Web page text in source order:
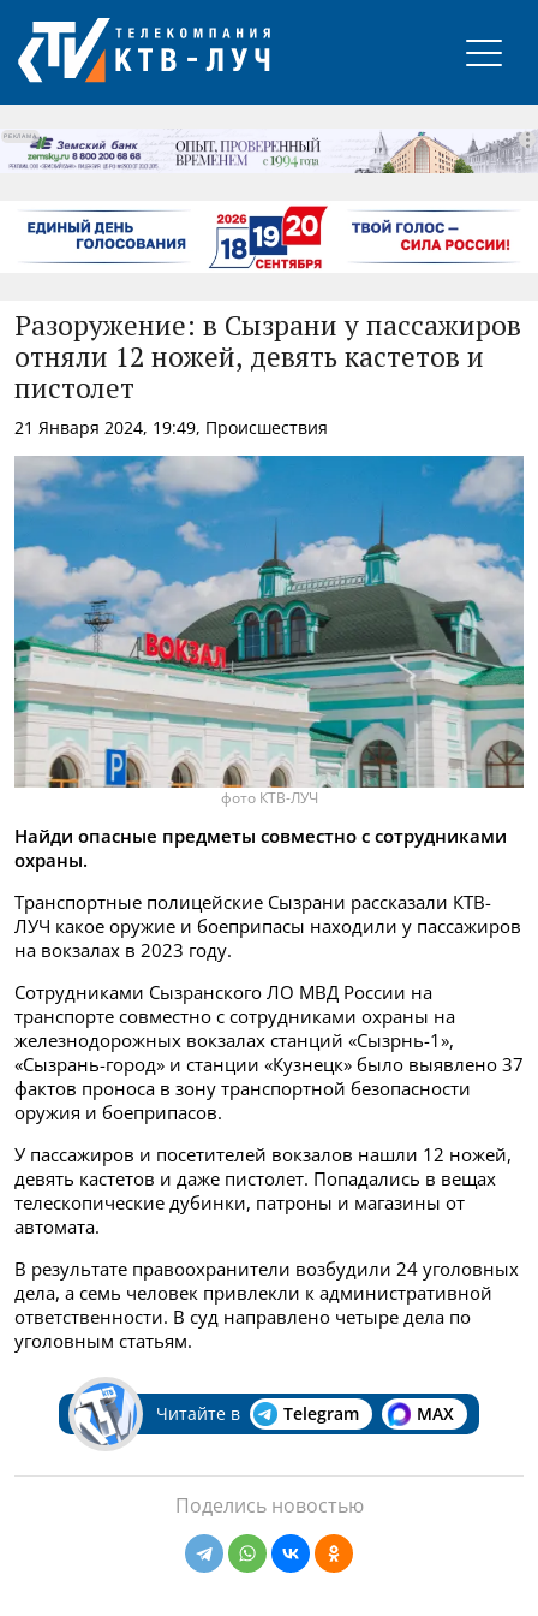
РЕКЛАМА
Разоружение: в Сызрани у пассажиров
отняли 12 ножей, девять кастетов и
пистолет
21 Января 2024, 19:49, Происшествия
фото КТВ-ЛУЧ
Найди опасные предметы совместно с сотрудниками
охраны.
Транспортные полицейские Сызрани рассказали КТВ-
ЛУЧ какое оружие и боеприпасы находили у пассажиров
на вокзалах в 2023 году.
Сотрудниками Сызранского ЛО МВД России на
транспорте совместно с сотрудниками охраны на
железнодорожных вокзалах станций «Сызрнь-1»,
«Сызрань-город» и станции «Кузнецк» было выявлено 37
фактов проноса в зону транспортной безопасности
оружия и боеприпасов.
У пассажиров и посетителей вокзалов нашли 12 ножей,
девять кастетов и даже пистолет. Попадались в вещах
телескопические дубинки, патроны и магазины от
автомата.
В результате правоохранители возбудили 24 уголовных
дела, а семь человек привлекли к административной
ответственности. В суд направлено четыре дела по
уголовным статьям.
Читайте в Telegram MAX
Поделись новостью